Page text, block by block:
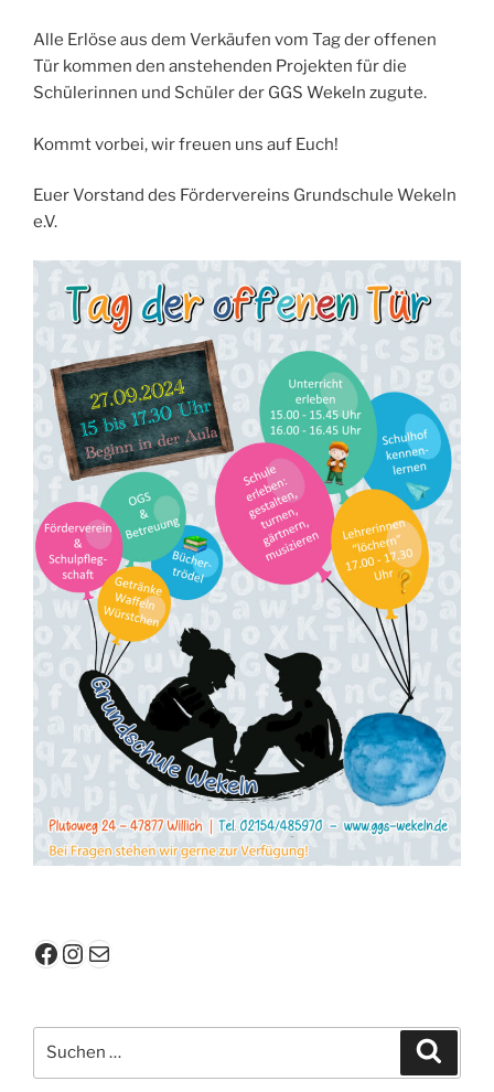
Alle Erlöse aus dem Verkäufen vom Tag der offenen
Tür kommen den anstehenden Projekten für die
Schülerinnen und Schüler der GGS Wekeln zugute.
Kommt vorbei, wir freuen uns auf Euch!
Euer Vorstand des Fördervereins Grundschule Wekeln
e.V.
Facebook
Instagram
E-Mail
nach: